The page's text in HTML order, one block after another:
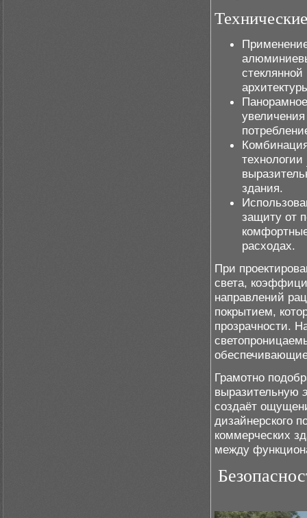
технологии
здания.
защиту от
расходах.
При
света,
направлений
покрытием,
прозрачности.
Грамотно
выразительную
создаёт
дизайнерского
коммерческих
между